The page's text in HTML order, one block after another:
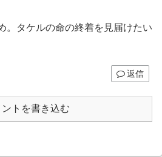
。タケルの命の終着を見届けたい
返信
ントを書き込む